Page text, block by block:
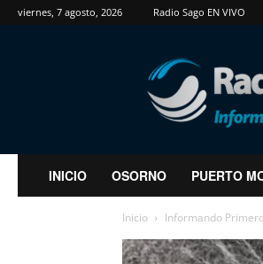
viernes, 7 agosto, 2026 Radio Sago EN VIVO
RadioSago
INICIO OSORNO PUERTO
Inicio Informando